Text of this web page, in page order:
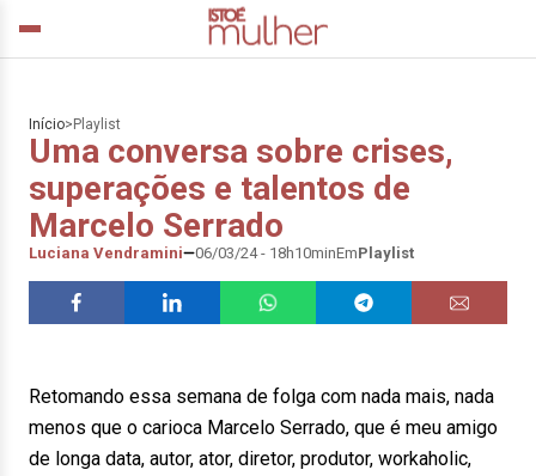
Início> Playlist
Uma conversa sobre crises,
superações e talentos de
Marcelo Serrado
Luciana Vendramini 06/03/24 - 18h10minEmPlaylist
Retomando essa semana de folga com nada mais, nada
menos que o carioca Marcelo Serrado, que é meu amigo
de longa data, autor, ator, diretor, produtor, workaholic,